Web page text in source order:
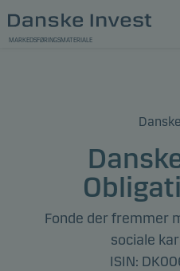
MARKEDSFØRINGSMATERIALE
Fonde der fremmer
sociale
ISIN: